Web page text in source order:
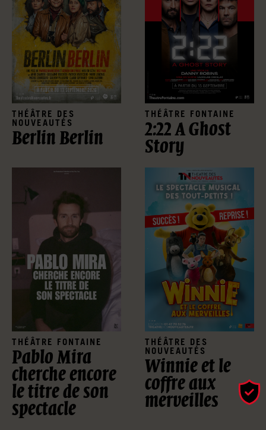
THÉÂTRE DES
NOUVEAUTÉS
Berlin Berlin
THÉÂTRE FONTAINE
2:22 A Ghost
Story
THÉÂTRE FONTAINE
Pablo Mira
cherche encore
le titre de son
spectacle
THÉÂTRE DES
NOUVEAUTÉS
Winnie et le
coffre aux
merveilles